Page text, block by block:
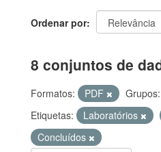
Ordenar por
8 conjuntos de
Formatos: PDF Grupos:
Etiquetas:
Laboratórios
Concluídos